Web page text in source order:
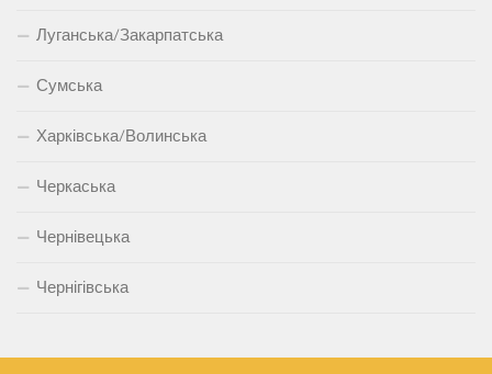
Луганська/Закарпатська
Сумська
Харківська/Волинська
Черкаська
Чернівецька
Чернігівська